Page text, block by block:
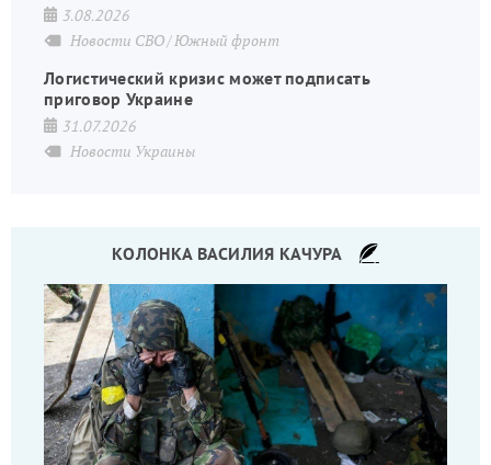
3.08.2026
Новости СВО Южный фронт
Логистический кризис может подписать
приговор Украине
31.07.2026
Новости Украины
КОЛОНКА ВАСИЛИЯ КАЧУРА